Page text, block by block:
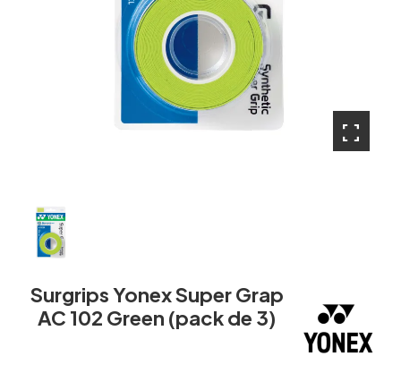
fullscreen
Surgrips Yonex Super Grap
AC 102 Green (pack de 3)